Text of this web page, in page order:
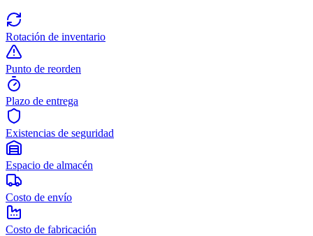
Rotación de inventario
Punto de reorden
Plazo de entrega
Existencias de seguridad
Espacio de almacén
Costo de envío
Costo de fabricación